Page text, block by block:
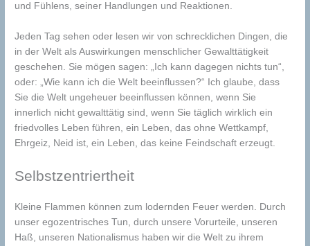
und Fühlens, seiner Handlungen und Reaktionen.
Jeden Tag sehen oder lesen wir von schrecklichen Dingen, die
in der Welt als Auswirkungen menschlicher Gewalttätigkeit
geschehen. Sie mögen sagen: „Ich kann dagegen nichts tun“,
oder: „Wie kann ich die Welt beeinflussen?“ Ich glaube, dass
Sie die Welt ungeheuer beeinflussen können, wenn Sie
innerlich nicht gewalttätig sind, wenn Sie täglich wirklich ein
friedvolles Leben führen, ein Leben, das ohne Wettkampf,
Ehrgeiz, Neid ist, ein Leben, das keine Feindschaft erzeugt.
Selbstzentriertheit
Kleine Flammen können zum lodernden Feuer werden. Durch
unser egozentrisches Tun, durch unsere Vorurteile, unseren
Haß, unseren Nationalismus haben wir die Welt zu ihrem